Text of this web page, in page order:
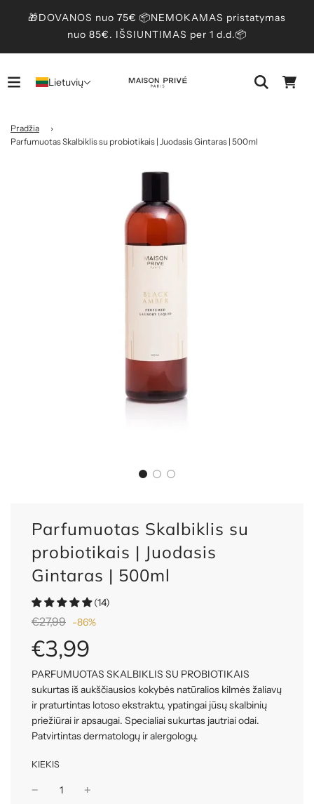
🎁DOVANOS nuo 75€ 📦NEMOKAMAS pristatymas
nuo 85€. IŠSIUNTIMAS per 1 d.d.📦
Lietuvių
Pradžia
›
Parfumuotas Skalbiklis su probiotikais | Juodasis Gintaras | 500ml
Parfumuotas Skalbiklis su
probiotikais | Juodasis
Gintaras | 500ml
(14)
Nuolaida
€27,99 -86%Reguliari
€3,99
PARFUMUOTAS SKALBIKLIS SU PROBIOTIKAIS
sukurtas iš aukščiausios kokybės natūralios kilmės žaliavų
ir praturtintas lotoso ekstraktu, ypatingai jūsų skalbinių
priežiūrai ir apsaugai. Specialiai sukurtas jautriai odai.
Patvirtintas dermatologų ir alergologų.
KIEKIS